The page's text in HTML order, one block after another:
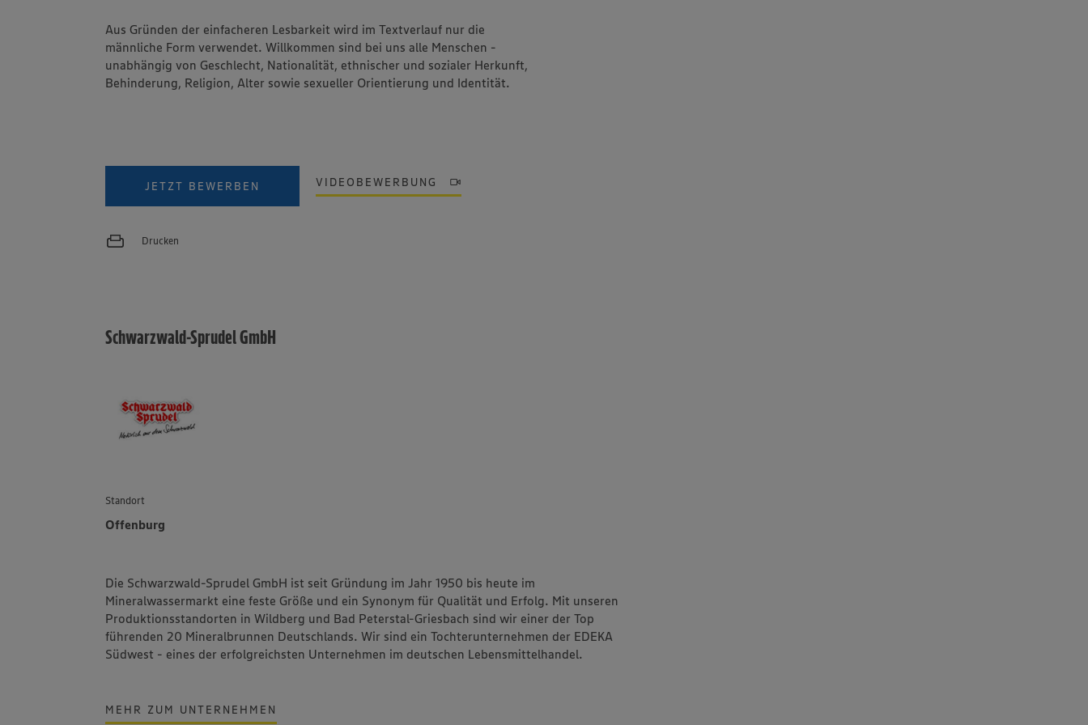
Aus Gründen der einfacheren Lesbarkeit wird im Textverlauf nur die
männliche Form verwendet. Willkommen sind bei uns alle Menschen -
unabhängig von Geschlecht, Nationalität, ethnischer und sozialer Herkunft,
Behinderung, Religion, Alter sowie sexueller Orientierung und Identität.
JETZT BEWERBEN VIDEOBEWERBUNG
Drucken
Schwarzwald-Sprudel GmbH
Standort
Offenburg
Die Schwarzwald-Sprudel GmbH ist seit Gründung im Jahr 1950 bis heute im
Mineralwassermarkt eine feste Größe und ein Synonym für Qualität und Erfolg. Mit unseren
Produktionsstandorten in Wildberg und Bad Peterstal-Griesbach sind wir einer der Top
führenden 20 Mineralbrunnen Deutschlands. Wir sind ein Tochterunternehmen der EDEKA
Südwest - eines der erfolgreichsten Unternehmen im deutschen Lebensmittelhandel.
MEHR ZUM UNTERNEHMEN